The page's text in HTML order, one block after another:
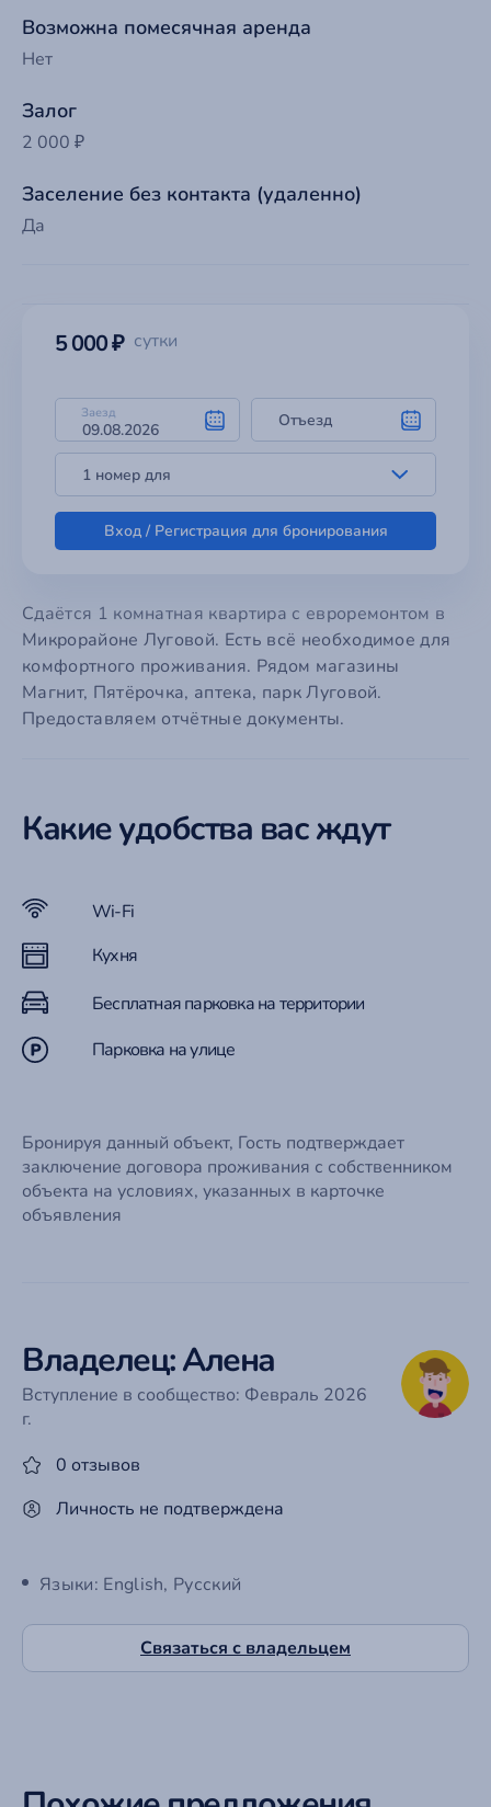
Возможна помесячная аренда
Нет
Залог
2 000 ₽
Заселение без контакта (удаленно)
Да
5 000 ₽ сутки
Заезд Отъезд
1 номер для
Вход / Регистрация для бронирования
Сдаётся 1 комнатная квартира с евроремонтом в
Микрорайоне Луговой. Есть всё необходимое для
комфортного проживания. Рядом магазины
Магнит, Пятёрочка, аптека, парк Луговой.
Предоставляем отчётные документы.
Какие удобства вас ждут
Wi-Fi
Кухня
Бесплатная парковка на территории
Парковка на улице
Бронируя данный объект, Гость подтверждает
заключение договора проживания с собственником
объекта на условиях, указанных в карточке
объявления
Владелец: Алена
Вступление в сообщество: Февраль 2026
г.
0 отзывов
Личность не подтверждена
Языки: English, Русский
Связаться с владельцем